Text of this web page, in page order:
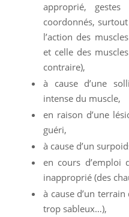
approprié,
coordonnés,
l’action des
et celle des
contraire),
à cause d’une
intense du muscle,
en raison d’une
guéri,
à cause d’un
en cours d’emploi
inapproprié (des
à cause d’un
trop sableux…),